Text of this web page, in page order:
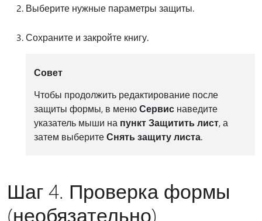
Выберите нужные параметры защиты.
Сохраните и закройте книгу.
Совет
Чтобы продолжить редактирование после
защиты формы, в менюСервиснаведите
указатель мыши на пункт Защитить лист, а
затем выберитеСнять защиту листа.
Шаг 4. Проверка формы
(необязательно)